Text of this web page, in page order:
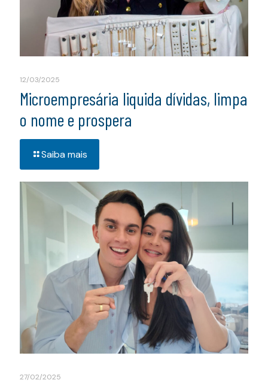
12/03/2025
Microempresária liquida dívidas, limpa
o nome e prospera
Saiba mais
27/02/2025